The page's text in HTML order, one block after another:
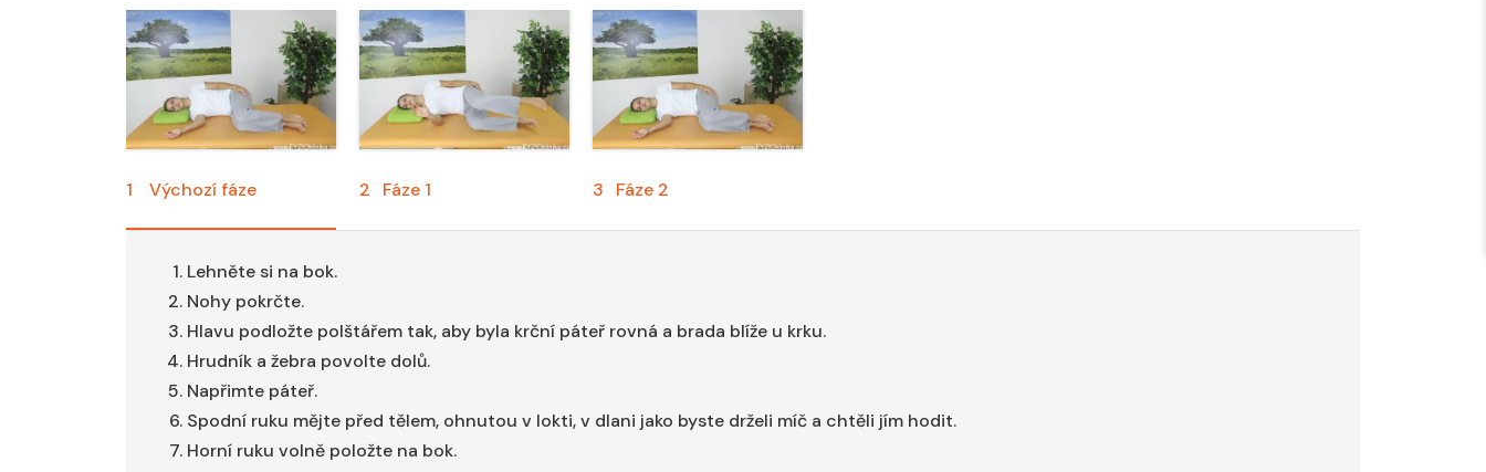
1 Výchozí fáze 2 Fáze 1 3 Fáze 2
Lehněte si na bok.
Nohy pokrčte.
Hlavu podložte polštářem tak, aby byla krční páteř rovná a brada blíže u krku.
Hrudník a žebra povolte dolů.
Napřimte páteř.
Spodní ruku mějte před tělem, ohnutou v lokti, v dlani jako byste drželi míč a chtěli jím hodit.
Horní ruku volně položte na bok.